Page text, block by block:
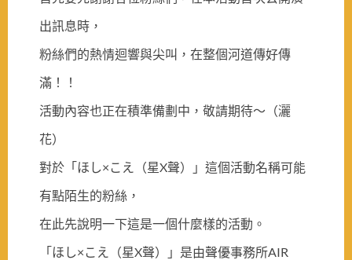
出訊息時，
粉絲們的熱情迴響與尖叫，在整個河道傳好傳
滿！！
活動內容也正在積準備劃中，敬請期待～（灑
花）
對於「ほし×こえ（星X聲）」這個活動名稱可能
有點陌生的粉絲，
在此先說明一下這是一個什麼樣的活動。
「ほし×こえ（星X聲）」是由聲優事務所AIR